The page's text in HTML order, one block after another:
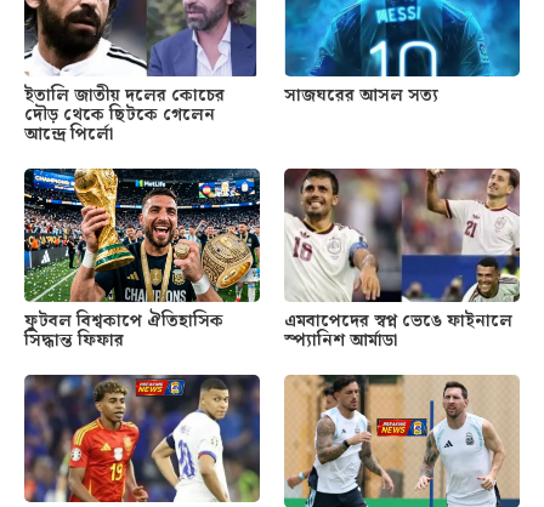
ইতালি জাতীয় দলের কোচের
দৌড় থেকে ছিটকে গেলেন
আন্দ্রে পির্লো
সাজঘরের আসল সত্য
ফুটবল বিশ্বকাপে ঐতিহাসিক
সিদ্ধান্ত ফিফার
এমবাপেদের স্বপ্ন ভেঙে ফাইনালে
স্প্যানিশ আর্মাডা